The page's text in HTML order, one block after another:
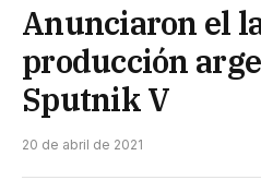
Anunciaron el
producción
Sputnik V
20 de abril de 2021